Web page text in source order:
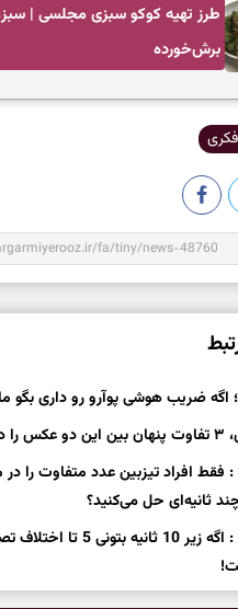
طرز تهیه کوکو سبزی مجلسی |
برش‌خورده
اگه ضریب هوشی پوآرو رو داری بگو
کن!
ثانیه‌ای حل می‌کنید؟
بازی فکری : اگه زیر 10